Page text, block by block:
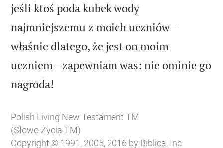
jeśli ktoś poda kubek wody
najmniejszemu z moich uczniów—
właśnie dlatego, że jest on moim
uczniem—zapewniam was: nie ominie go
nagroda!
Polish Living New Testament TM
(Słowo Życia TM)
Copyright © 1991, 2005, 2016 by Biblica, Inc.